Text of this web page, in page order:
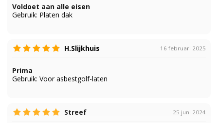
Voldoet aan alle eisen
Gebruik: Platen dak
H.Slijkhuis 16 februari 2025
Prima
Gebruik: Voor asbestgolf-laten
Streef 25 juni 2024